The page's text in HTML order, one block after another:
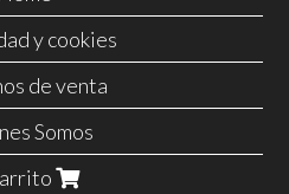
y cookies
de venta
Somos